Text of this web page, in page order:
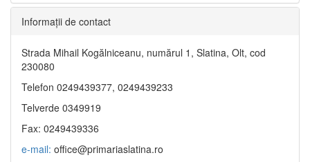
Informaţii de contact
Strada Mihail Kogălniceanu, numărul 1, Slatina, Olt, cod
230080
Telefon 0249439377, 0249439233
Telverde 0349919
Fax: 0249439336
e-mail: office@primariaslatina.ro